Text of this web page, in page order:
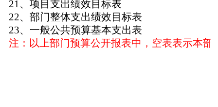
21、项目支出绩效目标表
22、部门整体支出绩效目标表
23、一般公共预算基本支出表
注：以上部门预算公开报表中，空表表示本部